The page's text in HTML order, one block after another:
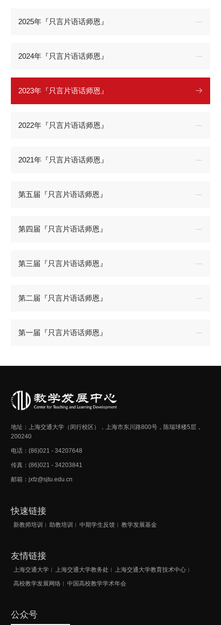
2025年『只言片语话师恩』
2024年『只言片语话师恩』
2023年『只言片语话师恩』
2022年『只言片语话师恩』
2021年『只言片语话师恩』
第五届『只言片语话师恩』
第四届『只言片语话师恩』
第三届『只言片语话师恩』
第二届『只言片语话师恩』
第一届『只言片语话师恩』
地址：上海交通大学（闵行校区），上海市东川路800号，陈瑞球楼5层，
200240
电话：(86)021 - 34207648
传真：(86)021 - 34203841
邮箱：jxfz@sjtu.edu.cn
快速链接
新教师培训 助教培训 中期学生反馈 教学发展基金
友情链接
上海交通大学 上海交通大学教务处
上海交通大学教育技术中心
高校教学发展网络
中国高校教学学术年会
公众号